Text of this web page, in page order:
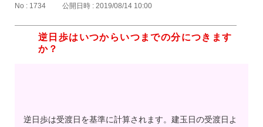
No : 1734 公開日時 : 2019/08/14 10:00
逆日歩はいつからいつまでの分につきます
か？
逆日歩は受渡日を基準に計算されます。建玉日の受渡日よ